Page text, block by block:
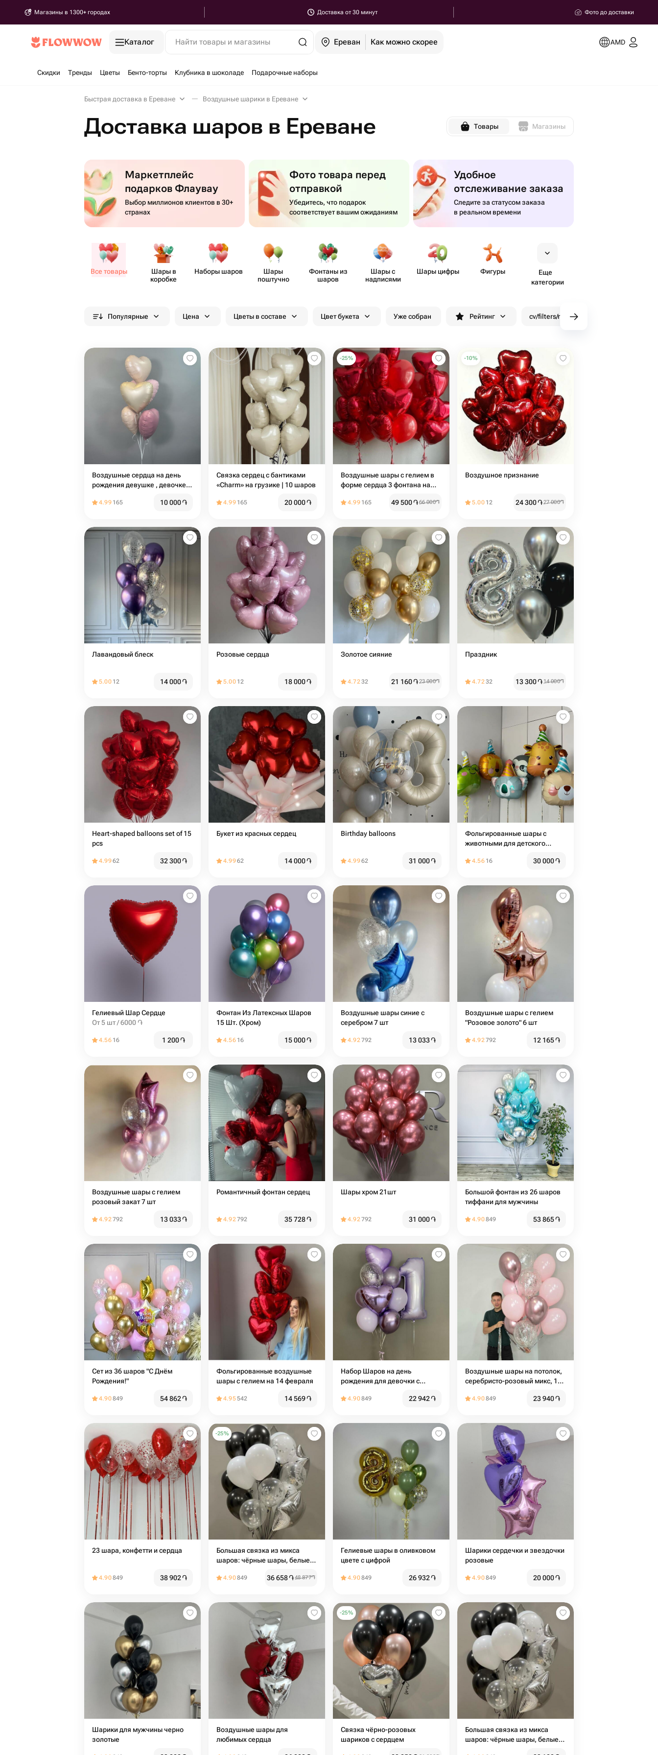
Магазины в 1300+ городах Доставка от 30 минут Фото до доставки
Каталог Найти товары и магазины Ереван Как можно скорее AMD
Скидки Тренды Цветы Бенто-торты Клубника в шоколаде Подарочные наборы
Быстрая доставка в Ереване Воздушные шарики в Ереване
Доставка шаров в Ереване Товары Магазины
Маркетплейс
подарков Флаувау
Выбор миллионов клиентов в 30+
странах
Фото товара перед
отправкой
Убедитесь, что подарок
соответствует вашим ожиданиям
Удобное
отслеживание заказа
Следите за статусом заказа
в реальном времени
Все товары
Шары в
коробке
Наборы шаров
Шары
поштучно
Фонтаны из
шаров
Шары с
надписями
Шары цифры Фигуры
Еще
категории
Популярные Цена Цветы в составе Цвет букета Уже собран Рейтинг cv/filters/name_fast_delivery
Воздушные сердца на день
рождения девушке , девочке ,
шары для влюбленных ,на
4.99 165 10 000֏
Связка сердец c бантиками
«Charm» на грузике | 10 шаров
4.99 165 20 000֏
-25%
Воздушные шары с гелием в
форме сердца 3 фонтана на
4.99 165 49 500֏66 000֏
-10%
Воздушное признание
5.00 12 24 300֏27 000֏
Лавандовый блеск
5.00 12 14 000֏
Розовые сердца
5.00 12 18 000֏
Золотое сияние
4.7232 21 160֏23 000֏
Праздник
4.7232 13 300֏14 000֏
Heart-shaped balloons set of 15
pcs
4.9962 32 300֏
Букет из красных сердец
4.9962 14 000֏
Birthday balloons
4.9962 31 000֏
Фольгированные шары с
животными для детского
4.56 16 30 000֏
Гелиевый Шар Сердце
От 5 шт / 6000 ֏
4.56 16 1 200֏
Фонтан Из Латексных Шаров
15 Шт. (Хром)
4.56 16 15 000֏
Воздушные шары синие с
серебром 7 шт
4.92792 13 033֏
Воздушные шары с гелием
"Розовое золото" 6 шт
4.92792 12 165֏
Воздушные шары с гелием
розовый закат 7 шт
4.92792 13 033֏
Романтичный фонтан сердец
4.92792 35 728֏
Шары хром 21шт
4.92792 31 000֏
Большой фонтан из 26 шаров
тиффани для мужчины
4.90849 53 865֏
Сет из 36 шаров "С Днём
Рождения!"
4.90849 54 862֏
Фольгированные воздушные
шары с гелием на 14 февраля
4.95542 14 569֏
Набор Шаров на день
рождения для девочки с
4.90849 22 942֏
Воздушные шары на потолок,
серебристо-розовый микс, 15
4.90849 23 940֏
23 шара, конфетти и сердца
4.90849 38 902֏
-25%
Большая связка из микса
шаров: чёрные шары, белые,
4.90849 36 658֏48 877֏
Гелиевые шары в оливковом
цвете с цифрой
4.90849 26 932֏
Шарики сердечки и звездочки
розовые
4.90849 20 000֏
Шарики для мужчины черно
золотые
Воздушные шары для
любимых сердца
-25%
Связка чёрно-розовых
шариков с сердцем ️
Большая связка из микса
шаров: чёрные шары, белые,